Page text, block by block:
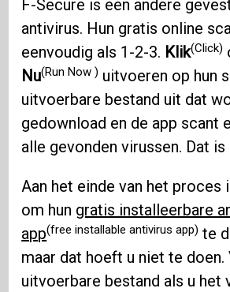
F-Secure is een andere
antivirus. Hun gratis online
eenvoudig als 1-2-3. Klik(Click)
Nu(Run Now ) uitvoeren op hun
uitvoerbare bestand uit dat
gedownload en de app scant
alle gevonden virussen. Dat is
Aan het einde van het proces
om hun gratis installeerbare
app(free installable antivirus app) te
maar dat hoeft u niet te
uitvoerbare bestand als u het